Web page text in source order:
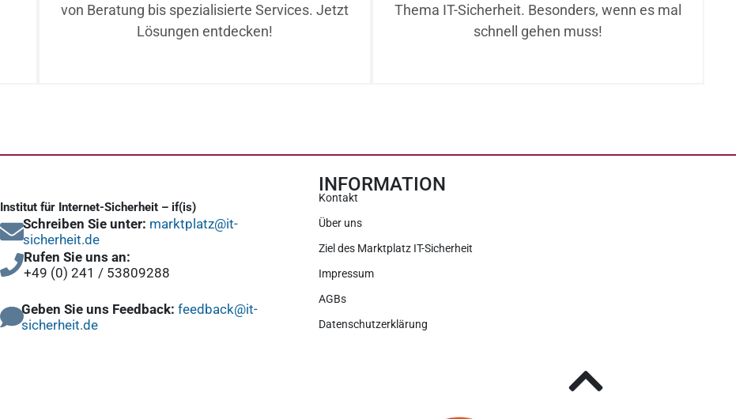
von Beratung bis spezialisierte Services. Jetzt
Lösungen entdecken!
Thema IT-Sicherheit. Besonders, wenn es mal
schnell gehen muss!
Institut für Internet-Sicherheit – if(is)
Schreiben Sie unter: marktplatz@it-
sicherheit.de
Rufen Sie uns an:
+49 (0) 241 / 53809288
Geben Sie uns Feedback: feedback@it-
sicherheit.de
INFORMATION
Kontakt
Über uns
Ziel des Marktplatz IT-Sicherheit
Impressum
AGBs
Datenschutzerklärung